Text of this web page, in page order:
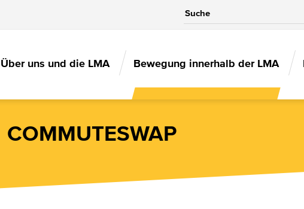
MAIN
NAVIGATION
Über uns und die LMA Bewegung innerhalb der LMA
COMMUTESWAP